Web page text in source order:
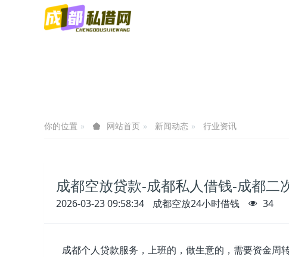
你的位置 网站首页 新闻动态 行业资讯
成都空放贷款-成都私人借钱-成都二
2026-03-23 09:58:34 成都空放24小时借钱 34
成都个人贷款服务，上班的，做生意的，需要资金周